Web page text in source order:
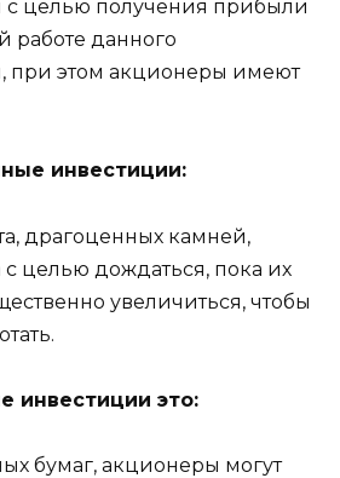
с целью получения прибыли
работе данного
при этом акционеры имеют
инвестиции:
драгоценных камней,
с целью дождаться, пока их
увеличиться, чтобы
инвестиции это:
бумаг, акционеры могут